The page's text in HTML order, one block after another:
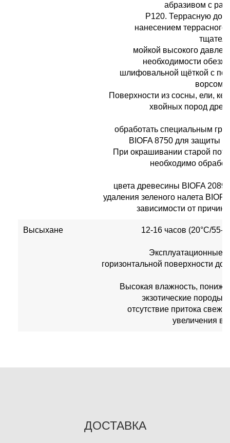
абразивом с
Р120. Террасную
нанесением
мойкой высокого
необходимости
шлифовальной щёткой с
ворсом
Поверхности из сосны, ели,
хвойных пород
обработать специальным
BIOFA 8750 для защиты
При окрашивании старой
необходимо
цвета древесины BIOFA 2089
удаления зеленого налета
зависимости от
Высыхане
12-16 часов (20°C/55-
Эксплуатационные
горизонтальной поверхности
Высокая влажность,
экзотические породы
отсутствие притока
увеличения
ДОСТАВКА